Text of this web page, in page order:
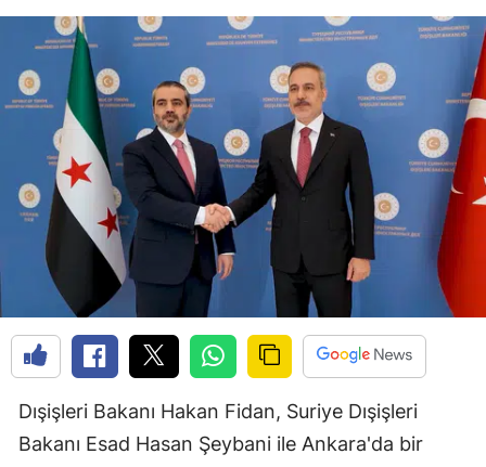
Dışişleri Bakanı Hakan Fidan, Suriye Dışişleri
Bakanı Esad Hasan Şeybani ile Ankara'da bir